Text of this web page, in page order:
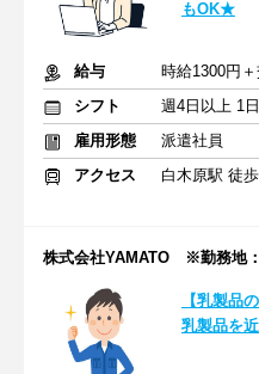
もOK★
給与
時給1300円
シフト
週4日以上 1
雇用形態
派遣社員
アクセス
白木原駅 徒
株式会社YAMATO ※勤務地
【乳製品
乳製品を